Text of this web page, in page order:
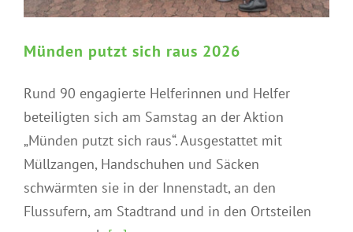
Münden putzt sich raus 2026
Rund 90 engagierte Helferinnen und Helfer
beteiligten sich am Samstag an der Aktion
„Münden putzt sich raus“. Ausgestattet mit
Müllzangen, Handschuhen und Säcken
schwärmten sie in der Innenstadt, an den
Flussufern, am Stadtrand und in den Ortsteilen